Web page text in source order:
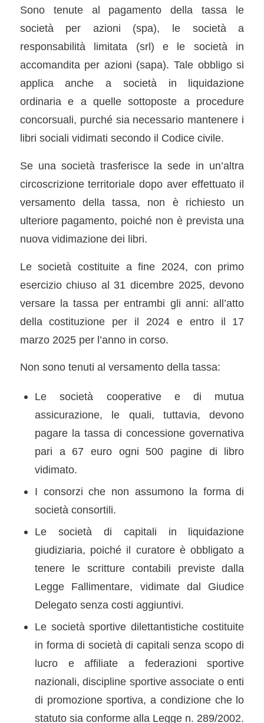
Sono tenute al pagamento della tassa le
società per azioni (spa), le società a
responsabilità limitata (srl) e le società in
accomandita per azioni (sapa). Tale obbligo si
applica anche a società in liquidazione
ordinaria e a quelle sottoposte a procedure
concorsuali, purché sia necessario mantenere i
libri sociali vidimati secondo il Codice civile.
Se una società trasferisce la sede in un’altra
circoscrizione territoriale dopo aver effettuato il
versamento della tassa, non è richiesto un
ulteriore pagamento, poiché non è prevista una
nuova vidimazione dei libri.
Le società costituite a fine 2024, con primo
esercizio chiuso al 31 dicembre 2025, devono
versare la tassa per entrambi gli anni: all’atto
della costituzione per il 2024 e entro il 17
marzo 2025 per l’anno in corso.
Non sono tenuti al versamento della tassa:
Le società cooperative e di mutua
assicurazione, le quali, tuttavia, devono
pagare la tassa di concessione governativa
pari a 67 euro ogni 500 pagine di libro
vidimato.
I consorzi che non assumono la forma di
società consortili.
Le società di capitali in liquidazione
giudiziaria, poiché il curatore è obbligato a
tenere le scritture contabili previste dalla
Legge Fallimentare, vidimate dal Giudice
Delegato senza costi aggiuntivi.
Le società sportive dilettantistiche costituite
in forma di società di capitali senza scopo di
lucro e affiliate a federazioni sportive
nazionali, discipline sportive associate o enti
di promozione sportiva, a condizione che lo
statuto sia conforme alla Legge n. 289/2002.